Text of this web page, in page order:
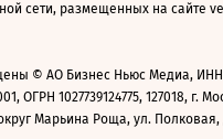
сети, размещенных на сайте
© АО Бизнес Ньюс Медиа,
ОГРН 1027739124775, 127018, г.
Марьина Роща, ул. Полковая,